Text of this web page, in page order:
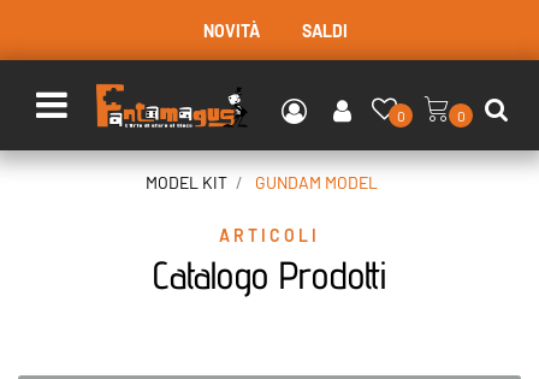
NOVITÀ SALDI
Open menu
0 0
MODEL KIT GUNDAM MODEL
ARTICOLI
Catalogo Prodotti